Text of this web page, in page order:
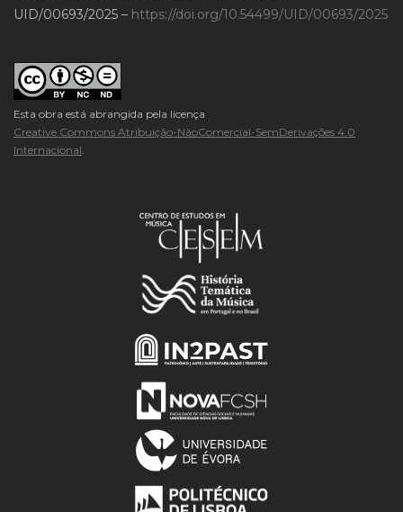
UID/00693/2025 – https://doi.org/10.54499/UID/00693/2025
Esta obra está abrangida pela licença
Creative Commons Atribuição-NãoComercial-SemDerivações 4.0
Internacional